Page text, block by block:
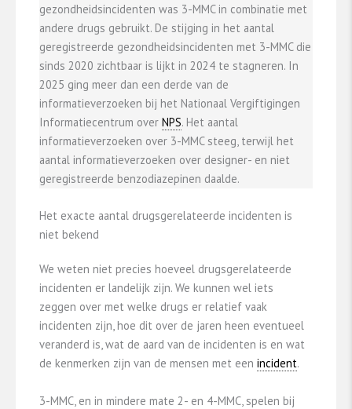
gezondheidsincidenten was 3-MMC in combinatie met
andere drugs gebruikt. De stijging in het aantal
geregistreerde gezondheidsincidenten met 3-MMC die
sinds 2020 zichtbaar is lijkt in 2024 te stagneren. In
2025 ging meer dan een derde van de
informatieverzoeken bij het Nationaal Vergiftigingen
Informatiecentrum over NPS. Het aantal
informatieverzoeken over 3-MMC steeg, terwijl het
aantal informatieverzoeken over designer- en niet
geregistreerde benzodiazepinen daalde.
Het exacte aantal drugsgerelateerde incidenten is
niet bekend
We weten niet precies hoeveel drugsgerelateerde
incidenten er landelijk zijn. We kunnen wel iets
zeggen over met welke drugs er relatief vaak
incidenten zijn, hoe dit over de jaren heen eventueel
veranderd is, wat de aard van de incidenten is en wat
de kenmerken zijn van de mensen met een incident.
3-MMC, en in mindere mate 2- en 4-MMC, spelen bij